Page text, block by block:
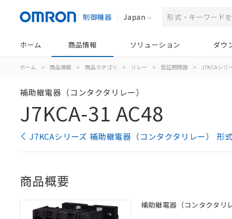
制御機器 Japan
ホーム 商品情報 ソリューション ダウ
ホーム > 商品情報 > 商品カテゴリ > リレー > 低圧開閉器 > J7KCAシリ
補助継電器（コンタクタリレー）
J7KCA-31 AC48
J7KCAシリーズ 補助継電器（コンタクタリレー） 形
商品概要
補助継電器（コンタクタリ